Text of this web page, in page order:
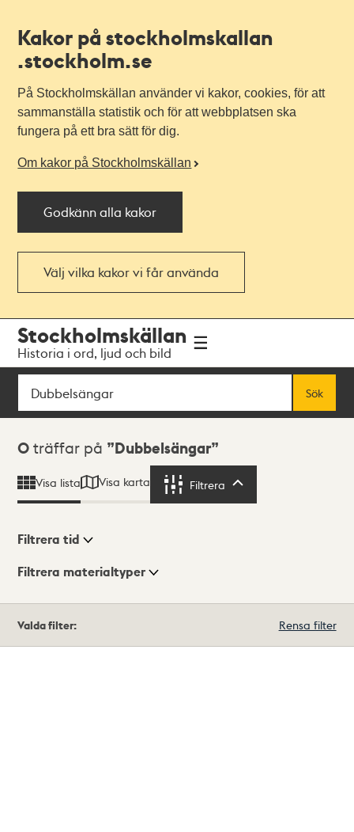
Kakor på stockholmskallan
.stockholm.se
På Stockholmskällan använder vi kakor, cookies, för att
sammanställa statistik och för att webbplatsen ska
fungera på ett bra sätt för dig.
Om kakor på Stockholmskällan
Godkänn alla kakor
Välj vilka kakor vi får använda
navigationen
huvudinnehållet
Stockholmskällan
Historia i ord, ljud och bild
Sök
Sök
Sökresultat
0 träffar på Dubbelsängar
Visa lista Visa karta Filtrera
Visningsläge
Filtrera tid
Filtrera materialtyper
träffar
Valda filter: Rensa filter